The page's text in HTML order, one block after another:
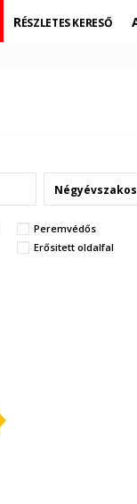
RÉSZLETES KERESŐ
Négyévszakos
Peremvédős
Erősitett oldalfal